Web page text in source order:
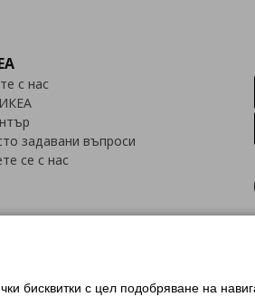
с нас
задавани въпроси
се с нас
бисквитки с цел подобряване на